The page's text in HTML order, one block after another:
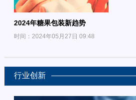
2024年糖果包装新趋势
时间：2024年05月27日 09:48
行业创新